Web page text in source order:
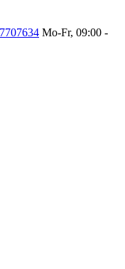
Mo-Fr, 09:00 -